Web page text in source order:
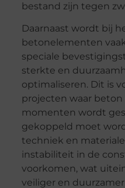
bestand zijn tegen
Daarnaast wordt bij
betonelementen
speciale
sterkte en
optimaliseren. Dit is
projecten waar
momenten wordt
gekoppeld moet
techniek en
instabiliteit in de
voorkomen, wat
veiliger en